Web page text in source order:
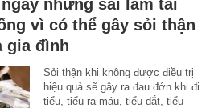
những sai lầm tai
vì có thể gây sỏi thận
gia đình
Sỏi thận khi không được điều trị
hiệu quả sẽ gây ra đau đớn khi đi
tiểu, tiểu ra máu, tiểu dắt, tiểu